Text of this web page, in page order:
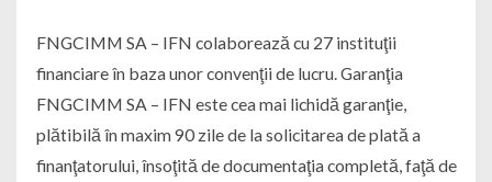
FNGCIMM SA – IFN colaborează cu 27 instituţii
financiare în baza unor convenţii de lucru. Garanţia
FNGCIMM SA – IFN este cea mai lichidă garanţie,
plătibilă în maxim 90 zile de la solicitarea de plată a
finanţatorului, însoţită de documentaţia completă, faţă de